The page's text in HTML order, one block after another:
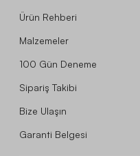
Ürün Rehberi
Malzemeler
100 Gün Deneme
Sipariş Takibi
Bize Ulaşın
Garanti Belgesi